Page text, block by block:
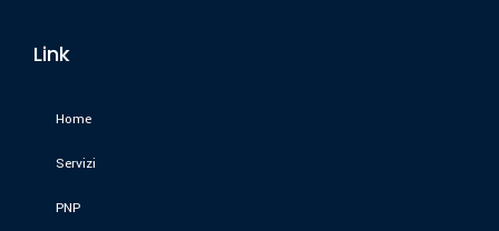
Link
Home
Servizi
PNP